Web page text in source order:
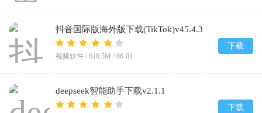
抖音国际版海外版下载(TikTok)v45.4.3
视频软件 / 610.5M / 06-01
下载
deepseek智能助手下载v2.1.1
下载